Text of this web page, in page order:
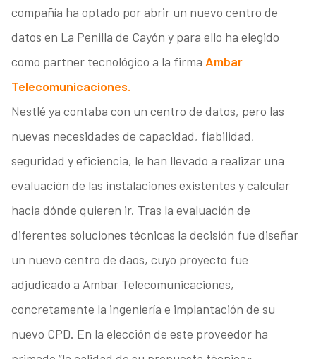
compañía ha optado por abrir un nuevo centro de
datos en La Penilla de Cayón y para ello ha elegido
como partner tecnológico a la firma Ambar
Telecomunicaciones.
Nestlé ya contaba con un centro de datos, pero las
nuevas necesidades de capacidad, fiabilidad,
seguridad y eficiencia, le han llevado a realizar una
evaluación de las instalaciones existentes y calcular
hacia dónde quieren ir. Tras la evaluación de
diferentes soluciones técnicas la decisión fue diseñar
un nuevo centro de daos, cuyo proyecto fue
adjudicado a Ambar Telecomunicaciones,
concretamente la ingeniería e implantación de su
nuevo CPD. En la elección de este proveedor ha